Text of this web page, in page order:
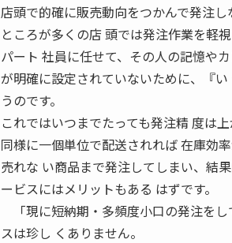
店頭で的確に販売動向をつかんで発注
ところが多くの店 頭では発注作業を軽
パート 社員に任せて、その人の記憶
が明確に設定されていないために、『
うのです。
これではいつまでたっても発注精 度は上
同様に一個単位で配送されれば 在庫効
売れな い商品まで発注してしまい、結
ービスにはメリットもある はずです。
「現に短納期・多頻度小口の発注を
スは珍し くありません。